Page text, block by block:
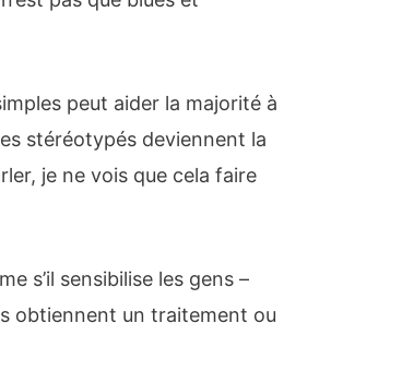
peut aider la majorité à
stéréotypés deviennent la
je ne vois que cela faire
s’il sensibilise les gens –
obtiennent un traitement ou